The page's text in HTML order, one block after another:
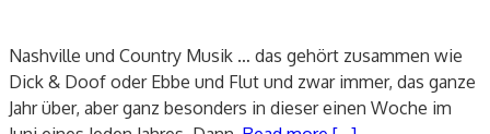
Nashville und Country Musik … das gehört zusammen wie
Dick & Doof oder Ebbe und Flut und zwar immer, das ganze
Jahr über, aber ganz besonders in dieser einen Woche im